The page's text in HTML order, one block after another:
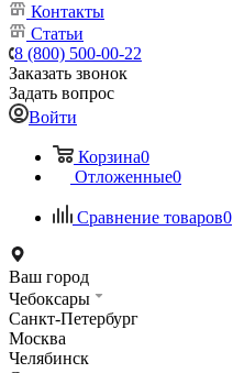
Контакты
Статьи
8 (800) 500-00-22
Заказать звонок
Задать вопрос
Войти
Корзина0
Отложенные0
Сравнение товаров0
Ваш город
Чебоксары
Санкт-Петербург
Москва
Челябинск